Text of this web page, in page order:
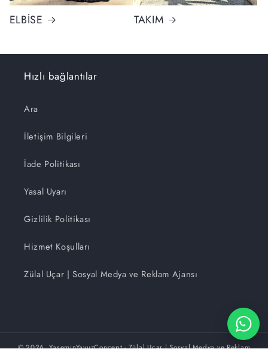
ELBİSE TAKIM
Hızlı bağlantılar
Ara
İletişim Bilgileri
İade Politikası
Yasal Uyarı
Gizlilik Politikası
Hizmet Koşulları
Zülal Uçar | Sosyal Medya ve Reklam Ajansı